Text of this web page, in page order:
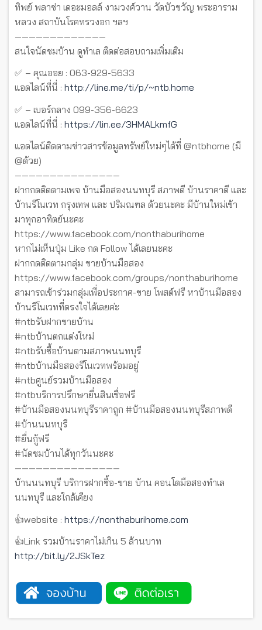
ทิพย์ พลาซ่า เดอะมอลล์ งามวงศ์วาน วัดบัวขวัญ พระอาราม
หลวง สถาบันโรคทรวงอก ฯลฯ
—————————————
สนใจนัดชมบ้าน ดูทำเล ติดต่อสอบถามเพิ่มเติม
✅ – คุณออย : 063-929-5633
แอดไลน์ที่นี่ : http://line.me/ti/p/~ntb.home
✅ – เบอร์กลาง 099-356-6623
แอดไลน์ที่นี่ : https://lin.ee/3HMALkmfG
แอดไลน์ติดตามข่าวสารข้อมูลทรัพย์ใหม่ๆได้ที่ @ntbhome (มี
@ด้วย)
———————————————
ฝากกดติดตามเพจ บ้านมือสองนนทบุรี สภาพดี บ้านราคาดี และ
บ้านรีโนเวท กรุงเทพ และ ปริมณฑล ด้วยนะคะ มีบ้านใหม่เข้า
มาทุกอาทิตย์นะคะ
https://www.facebook.com/nonthaburihome
หากไม่เห็นปุ่ม Like กด Follow ได้เลยนะคะ
ฝากกดติดตามกลุ่ม ขายบ้านมือสอง
https://www.facebook.com/groups/nonthaburihome
สามารถเข้าร่วมกลุ่มเพื่อประกาศ-ขาย โพสต์ฟรี หาบ้านมือสอง
บ้านรีโนเวทที่ตรงใจได้เลยค่ะ
#ntbรับฝากขายบ้าน
#ntbบ้านตกแต่งใหม่
#ntbรับซื้อบ้านตามสภาพนนทบุรี
#ntbบ้านมือสองรีโนเวทพร้อมอยู่
#ntbศูนย์รวมบ้านมือสอง
#ntbบริการปรึกษายื่นสินเชื่อฟรี
#บ้านมือสองนนทบุรีราคาถูก #บ้านมือสองนนทบุรีสภาพดี
#บ้านนนทบุรี
#ยื่นกู้ฟรี
#นัดชมบ้านได้ทุกวันนะคะ
———————————————
บ้านนนทบุรี บริการฝากซื้อ-ขาย บ้าน คอนโดมือสองทำเล
นนทบุรี และใกล้เคียง
👍website : https://nonthaburihome.com
👍Link รวมบ้านราคาไม่เกิน 5 ล้านบาท
http://bit.ly/2JSkTez